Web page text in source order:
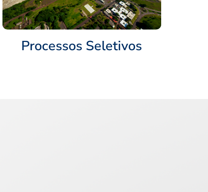
Processos Seletivos